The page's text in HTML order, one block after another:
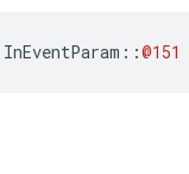
InEventParam ::@151